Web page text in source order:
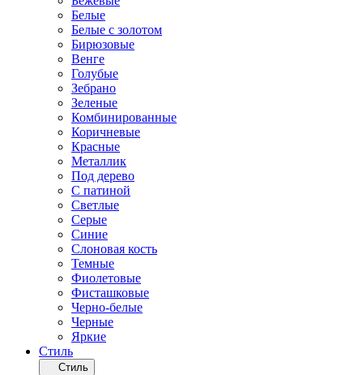
Белые
Белые с золотом
Бирюзовые
Венге
Голубые
Зебрано
Зеленые
Комбинированные
Коричневые
Красные
Металлик
Под дерево
С патиной
Светлые
Серые
Синие
Слоновая кость
Темные
Фиолетовые
Фисташковые
Черно-белые
Черные
Яркие
Стиль
Стиль